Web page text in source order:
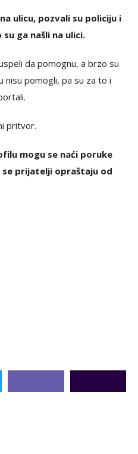
ulicu, pozvali su policiju i
ga našli na ulici.
da pomognu, a brzo su
nisu pomogli, pa su za to i
pritvor.
mogu se naći poruke
prijatelji opraštaju od